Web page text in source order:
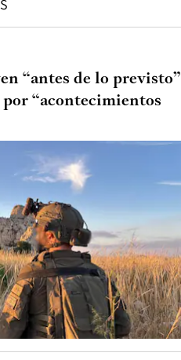
“antes de lo previsto”
“acontecimientos